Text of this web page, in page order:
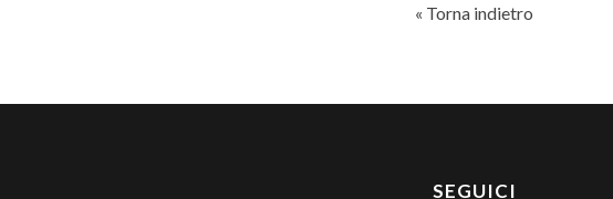
« Torna indietro
SEGUICI